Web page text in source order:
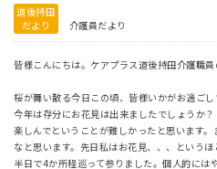
実践報告
リクル
道後持田
だより
介護員だより
皆様こんにちは。ケアプラス道後持田介護職員
桜が舞い散る今日この頃、皆様いかがお過ごし
今年は存分にお花見は出来ましたでしょうか
楽しんでということが難しかったと思います
なと思います。先日私はお花見、、、という
半日で4か所程巡って参りました。個人的に